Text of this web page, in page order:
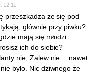
12:11
przeszkadza że się pod
głównie przy piwku?
mają się młodzi
ich do siebie?
nie, Zalew nie… nawet
było. Nic dziwnego że